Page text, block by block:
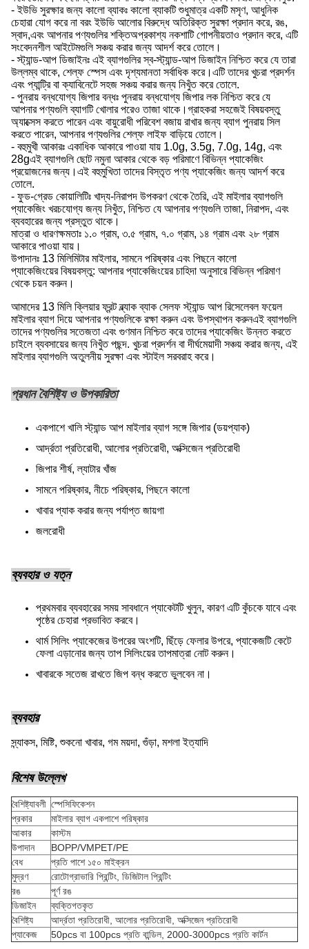
- ইউভি সুরক্ষার জন্য কালো ব্যাকঃ কালো ব্যাকটি শুধুমাত্র একটি মসৃণ, আধুনিক
চেহারা যোগ করে না বরং ইউভি আলোর বিরুদ্ধে অতিরিক্ত সুরক্ষা প্রদান করে, রঙ,
স্বাদ,এবং আপনার পণ্যগুলির শক্তিঅপ্রকাশ্য নকশাটি গোপনীয়তাও প্রদান করে, এটি
সংবেদনশীল আইটেমগুলি সঞ্চয় করার জন্য আদর্শ করে তোলে।
- স্ট্যান্ড-আপ ডিজাইনঃ এই ব্যাগগুলির স্ব-স্ট্যান্ড-আপ ডিজাইন নিশ্চিত করে যে তারা
উল্লম্ব থাকে, শেল্ফ স্পেস এবং দৃশ্যমানতা সর্বাধিক করে।এটি তাদের খুচরা প্রদর্শন
এবং প্যান্ট্রি বা ক্যাবিনেটে সহজ সঞ্চয় করার জন্য নিখুঁত করে তোলে.
- পুনরায় বন্ধযোগ্য জিপার বন্ধঃ পুনরায় বন্ধযোগ্য জিপার লক নিশ্চিত করে যে
আপনার পণ্যগুলি ব্যাগটি খোলার পরেও তাজা থাকে।গ্রাহকরা সহজেই বিষয়বস্তু
অ্যাক্সেস করতে পারেন এবং বায়ুরোধী পরিবেশ বজায় রাখার জন্য ব্যাগ পুনরায় সিল
করতে পারেন, আপনার পণ্যগুলির শেল্ফ লাইফ বাড়িয়ে তোলে।
- বহুমুখী আকারঃ একাধিক আকারে পাওয়া যায় 1.0g, 3.5g, 7.0g, 14g, এবং
28gএই ব্যাগগুলি ছোট নমুনা আকার থেকে বড় পরিমাণে বিভিন্ন প্যাকেজিং
প্রয়োজনের জন্য।এই বহুমুখিতা তাদের বিস্তৃত পণ্য প্যাকেজিং জন্য আদর্শ করে
তোলে.
- ফুড-গ্রেড কোয়ালিটিঃ খাদ্য-নিরাপদ উপকরণ থেকে তৈরি, এই মাইলার ব্যাগগুলি
প্যাকেজিং খরচযোগ্য জন্য নিখুঁত, নিশ্চিত যে আপনার পণ্যগুলি তাজা, নিরাপদ, এবং
ব্যবহারের জন্য প্রস্তুত থাকে।
মাত্রা ও ধারণক্ষমতাঃ ১.০ গ্রাম, ৩.৫ গ্রাম, ৭.০ গ্রাম, ১৪ গ্রাম এবং ২৮ গ্রাম
আকারে পাওয়া যায়।
উপাদানঃ 13 মিলিমিটার মাইলার, সামনে পরিষ্কার এবং পিছনে কালো
প্যাকেজিংয়ের বিষয়বস্তু: আপনার প্যাকেজিংয়ের চাহিদা অনুসারে বিভিন্ন পরিমাণ
থেকে চয়ন করুন।
আমাদের 13 মিলি ক্লিয়ার ফ্রন্ট ব্ল্যাক ব্যাক সেলফ স্ট্যান্ড আপ রিসেলেবল ফয়েল
মাইলার ব্যাগ দিয়ে আপনার পণ্যগুলিকে রক্ষা করুন এবং উপস্থাপন করুনএই ব্যাগগুলি
তাদের পণ্যগুলির সতেজতা এবং গুণমান নিশ্চিত করে তাদের প্যাকেজিং উন্নত করতে
চাইলে ব্যবসায়ের জন্য নিখুঁত পছন্দ. খুচরা প্রদর্শন বা দীর্ঘমেয়াদী সঞ্চয় করার জন্য, এই
মাইলার ব্যাগগুলি অতুলনীয় সুরক্ষা এবং স্টাইল সরবরাহ করে।
প্রধান বৈশিষ্ট্য ও উপকারিতা
একপাশে খালি স্ট্যান্ড আপ মাইলার ব্যাগ সঙ্গে জিপার (ডয়প্যাক)
আর্দ্রতা প্রতিরোধী, আলোর প্রতিরোধী, অক্সিজেন প্রতিরোধী
জিপার শীর্ষ, ল্যাটার খাঁজ
সামনে পরিষ্কার, নীচে পরিষ্কার, পিছনে কালো
খাবার প্যাক করার জন্য পর্যাপ্ত জায়গা
জলরোধী
ব্যবহার ও যত্ন
প্রথমবার ব্যবহারের সময় সাবধানে প্যাকেটটি খুলুন, কারণ এটি কুঁচকে যাবে এবং
পৃষ্ঠের চেহারা প্রভাবিত করবে।
থার্ম সিলিং প্যাকেজের উপরের অংশটি, ছিঁড়ে ফেলার উপরে, প্যাকেজটি কেটে
ফেলা এড়ানোর জন্য তাপ সিলিংয়ের তাপমাত্রা নোট করুন।
খাবারকে সতেজ রাখতে জিপ বন্ধ করতে ভুলবেন না।
ব্যবহার
স্ন্যাকস, মিষ্টি, শুকনো খাবার, গম ময়দা, গুঁড়া, মশলা ইত্যাদি
বিশেষ উল্লেখ
বৈশিষ্ট্যাবলী স্পেসিফিকেশন
প্রকার
মাইলার ব্যাগ একপাশে পরিষ্কার
আকার
কাস্টম
উপাদান
BOPP/VMPET/PE
বেধ
প্রতি পাশে ১৫০ মাইক্রন
মুদ্রণ
রোটোগ্রাভারি প্রিন্টিং, ডিজিটাল প্রিন্টিং
রঙ
পূর্ণ রঙ
ডিজাইন
ব্যক্তিগতকৃত
বৈশিষ্ট্য
আর্দ্রতা প্রতিরোধী, আলোর প্রতিরোধী, অক্সিজেন প্রতিরোধী
প্যাকেজ
50pcs বা 100pcs প্রতি বান্ডিল, 2000-3000pcs প্রতি কার্টন